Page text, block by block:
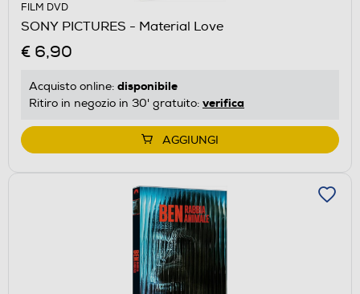
FILM DVD
SONY PICTURES - Material Love
€ 6,90
Acquisto online: disponibile
Ritiro in negozio in 30' gratuito: verifica
AGGIUNGI